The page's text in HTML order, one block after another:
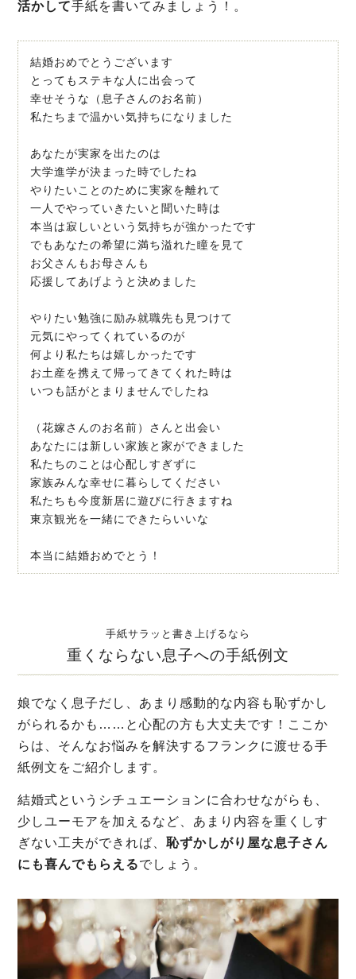
活かして手紙を書いてみましょう！。
結婚おめでとうございます
とってもステキな人に出会って
幸せそうな（息子さんのお名前）
私たちまで温かい気持ちになりました
あなたが実家を出たのは
大学進学が決まった時でしたね
やりたいことのために実家を離れて
一人でやっていきたいと聞いた時は
本当は寂しいという気持ちが強かったです
でもあなたの希望に満ち溢れた瞳を見て
お父さんもお母さんも
応援してあげようと決めました
やりたい勉強に励み就職先も見つけて
元気にやってくれているのが
何より私たちは嬉しかったです
お土産を携えて帰ってきてくれた時は
いつも話がとまりませんでしたね
（花嫁さんのお名前）さんと出会い
あなたには新しい家族と家ができました
私たちのことは心配しすぎずに
家族みんな幸せに暮らしてください
私たちも今度新居に遊びに行きますね
東京観光を一緒にできたらいいな
本当に結婚おめでとう！
手紙サラッと書き上げるなら
重くならない息子への手紙例文
娘でなく息子だし、あまり感動的な内容も恥ずかし
がられるかも……と心配の方も大丈夫です！ここか
らは、そんなお悩みを解決するフランクに渡せる手
紙例文をご紹介します。
結婚式というシチュエーションに合わせながらも、
少しユーモアを加えるなど、あまり内容を重くしす
ぎない工夫ができれば、恥ずかしがり屋な息子さん
にも喜んでもらえるでしょう。